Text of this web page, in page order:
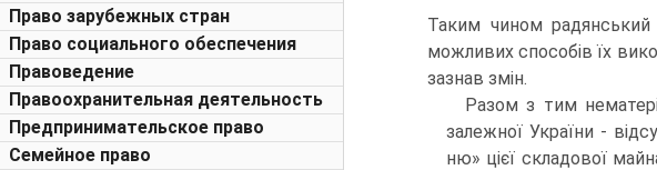
Право зарубежных стран
Право социального обеспечения
Правоведение
Правоохранительная деятельность
Предпринимательское право
Семейное право
Таким чином радян­ський
можливих способів їх
зазнав змін.
Разом з тим
залежної України -
ню» цієї складової